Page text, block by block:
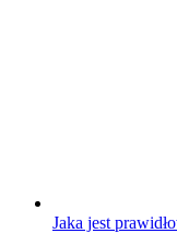
Jaka jest